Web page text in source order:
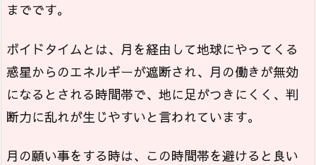
までです。
ボイドタイムとは、月を経由して地球にやってくる
惑星からのエネルギーが遮断され、月の働きが無効
になるとされる時間帯で、地に足がつきにくく、判
断力に乱れが生じやすいと言われています。
月の願い事をする時は、この時間帯を避けると良い